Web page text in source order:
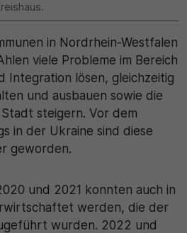
in Nordrhein-Westfalen
viele Probleme im Bereich
Integration lösen, gleichzeitig
und ausbauen sowie die
steigern. Vor dem
in der Ukraine sind diese
geworden.
und 2021 konnten auch in
werden, die der
wurden. 2022 und
Ihre Consent-Einstellungen.
Ihrer vorgenommen
Webseiten-Betreiber dies
verwendet, um
des Besuchs zu speichern.